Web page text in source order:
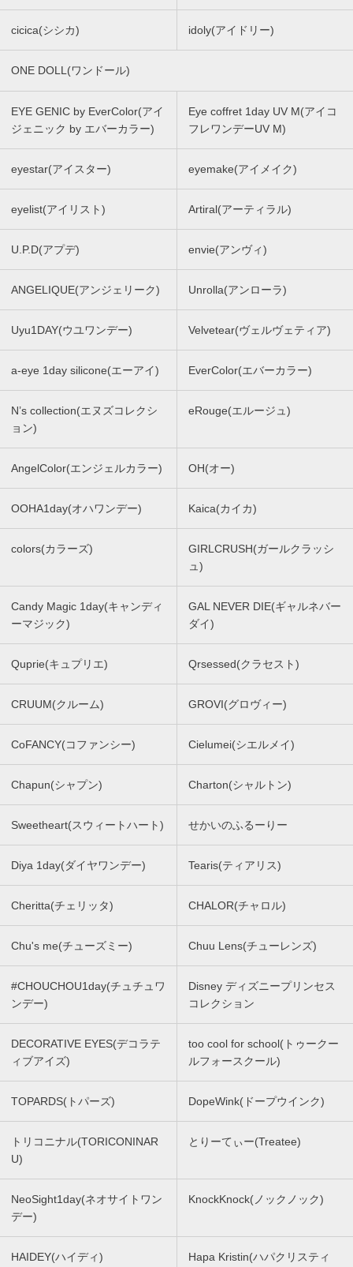
cicica(シシカ) idoly(アイドリー)
ONE DOLL(ワンドール)
EYE GENIC by EverColor(アイ
ジェニック by エバーカラー)
Eye coffret 1day UV M(アイコ
フレワンデーUV M)
eyestar(アイスター) eyemake(アイメイク)
eyelist(アイリスト) Artiral(アーティラル)
U.P.D(アプデ) envie(アンヴィ)
ANGELIQUE(アンジェリーク) Unrolla(アンローラ)
Uyu1DAY(ウユワンデー) Velvetear(ヴェルヴェティア)
a-eye 1day silicone(エーアイ) EverColor(エバーカラー)
N’s collection(エヌズコレクシ
ョン)
eRouge(エルージュ)
AngelColor(エンジェルカラー) OH(オー)
OOHA1day(オハワンデー) Kaica(カイカ)
colors(カラーズ)
GIRLCRUSH(ガールクラッシ
ュ)
Candy Magic 1day(キャンディ
ーマジック)
GAL NEVER DIE(ギャルネバー
ダイ)
Quprie(キュプリエ) Qrsessed(クラセスト)
CRUUM(クルーム) GROVI(グロヴィー)
CoFANCY(コファンシー) Cielumei(シエルメイ)
Chapun(シャプン) Charton(シャルトン)
Sweetheart(スウィートハート) せかいのふるーりー
Diya 1day(ダイヤワンデー) Tearis(ティアリス)
Cheritta(チェリッタ) CHALOR(チャロル)
Chu's me(チューズミー) Chuu Lens(チューレンズ)
#CHOUCHOU1day(チュチュワ
ンデー)
Disney ディズニープリンセス
コレクション
DECORATIVE EYES(デコラテ
ィブアイズ)
too cool for school(トゥークー
ルフォースクール)
TOPARDS(トパーズ) DopeWink(ドープウインク)
トリコニナル(TORICONINAR
U)
とりーてぃー(Treatee)
NeoSight1day(ネオサイトワン
デー)
KnockKnock(ノックノック)
HAIDEY(ハイディ)
Hapa Kristin(ハパクリスティ